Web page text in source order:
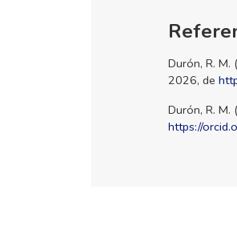
Durón, R.
2026, de
Durón, R. M.
https://